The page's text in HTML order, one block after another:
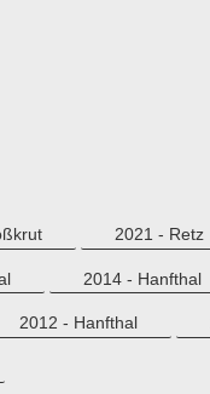
2021 - Retz
2014 - Hanfthal
2012 - Hanfthal